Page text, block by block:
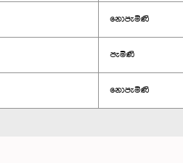
නොපැමිණි
පැමිණි
නොපැමිණි